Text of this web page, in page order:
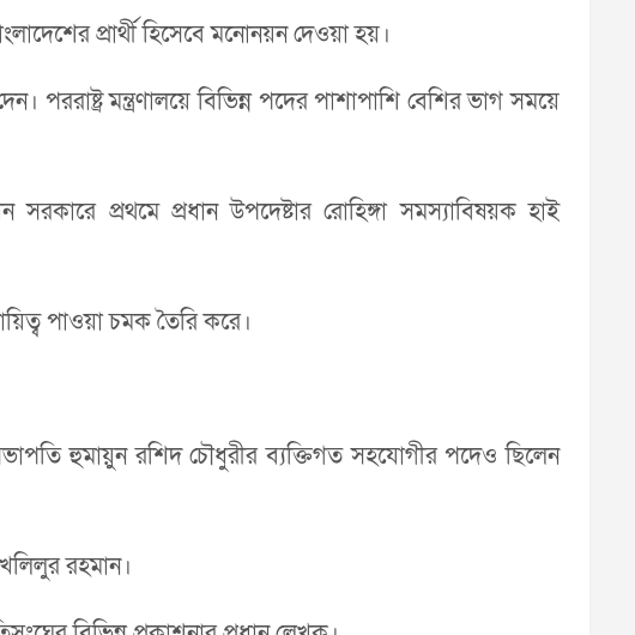
প্রার্থী হিসেবে মনোনয়ন দেওয়া হয়।
পররাষ্ট্র মন্ত্রণালয়ে বিভিন্ন পদের পাশাপাশি বেশির ভাগ সময়ে
প্রথমে প্রধান উপদেষ্টার রোহিঙ্গা সমস্যাবিষয়ক হাই
পাওয়া চমক তৈরি করে।
হুমায়ুন রশিদ চৌধুরীর ব্যক্তিগত সহযোগীর পদেও ছিলেন
রহমান।